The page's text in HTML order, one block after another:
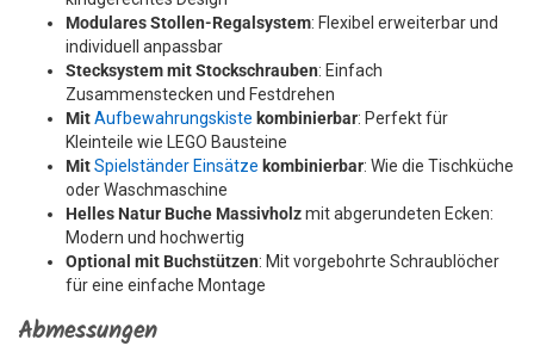
Modulares Stollen-Regalsystem: Flexibel erweiterbar und
individuell anpassbar
Stecksystem mit Stockschrauben: Einfach
Zusammenstecken und Festdrehen
MitAufbewahrungskiste kombinierbar: Perfekt für
Kleinteile wie LEGO Bausteine
MitSpielständer Einsätze kombinierbar: Wie die Tischküche
oder Waschmaschine
Helles Natur Buche Massivholzmit abgerundeten Ecken:
Modern und hochwertig
Optional mit Buchstützen: Mit vorgebohrte Schraublöcher
für eine einfache Montage
Abmessungen